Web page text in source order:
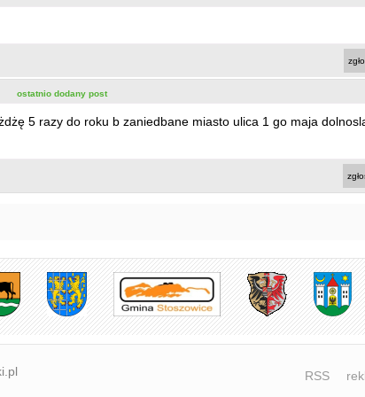
ostatnio dodany post
5 razy do roku b zaniedbane miasto ulica 1 go maja
RSS